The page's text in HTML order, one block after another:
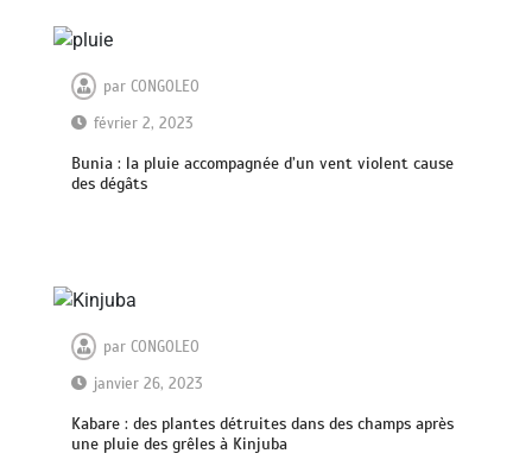
parCONGOLEO
février 2, 2023
Bunia : la pluie accompagnée d’un vent violent cause
des dégâts
parCONGOLEO
janvier 26, 2023
Kabare : des plantes détruites dans des champs après
une pluie des grêles à Kinjuba